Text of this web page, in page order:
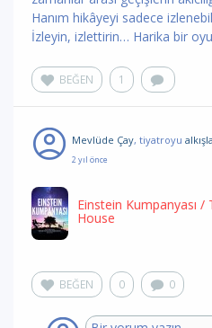
Hanım hikâyeyi sadece
İzleyin, izlettirin… Harika bir
BEĞEN 1
Mevlüde Çay, tiyatroyu
2 yıl önce
Einstein Kumpanyası /
House
BEĞEN 0 0